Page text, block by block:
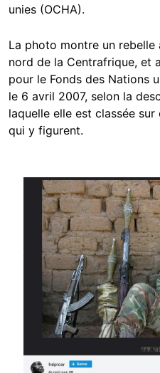
unies (OCHA).
La photo montre un
nord de la Centrafrique, et
pour le Fonds des Nations
le 6 avril 2007, selon la
laquelle elle est classée
qui y figurent.